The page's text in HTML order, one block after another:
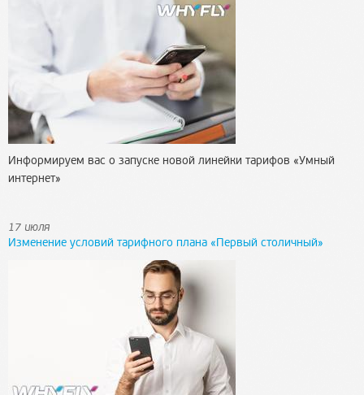
Информируем вас о запуске новой линейки тарифов «Умный
интернет»
17 июля
Изменение условий тарифного плана «Первый столичный»